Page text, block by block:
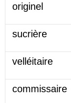
originel
sucrière
velléitaire
commissaire